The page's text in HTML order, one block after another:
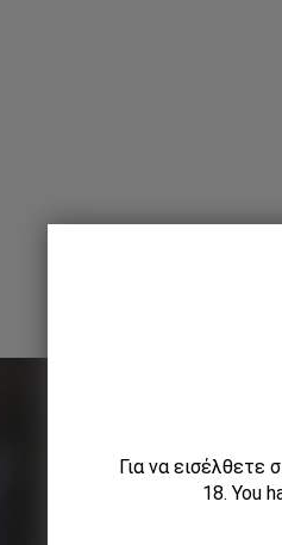
Για να εισέλθετε
18. You